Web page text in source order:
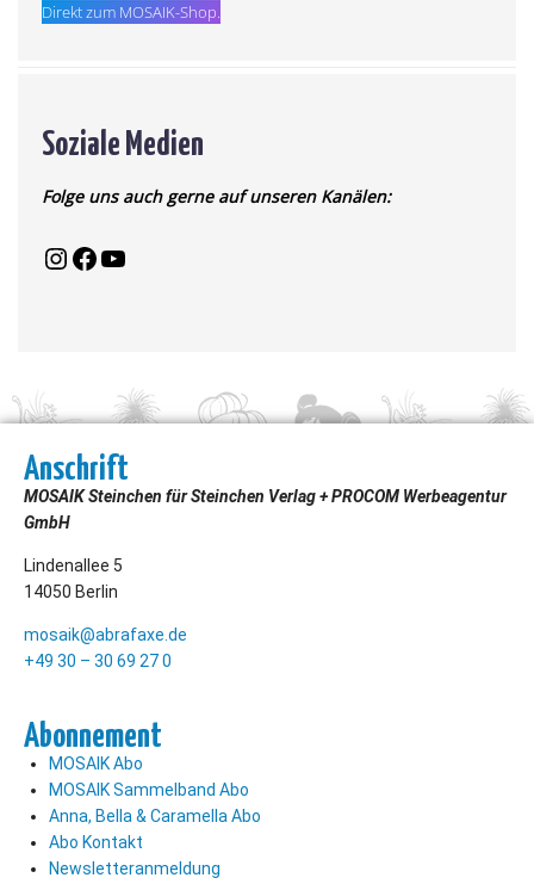
Direkt zum MOSAIK-Shop.
Soziale Medien
Folge uns auch gerne auf unseren Kanälen:
Anschrift
MOSAIK Steinchen für Steinchen Verlag + PROCOM Werbeagentur
GmbH
Lindenallee 5
14050 Berlin
mosaik@abrafaxe.de
+49 30 – 30 69 27 0
Abonnement
MOSAIK Abo
MOSAIK Sammelband Abo
Anna, Bella & Caramella Abo
Abo Kontakt
Newsletteranmeldung